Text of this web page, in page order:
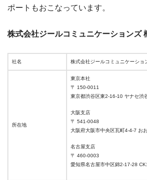
ポートもおこなっています。
株式会社ジールコミュニケーションズ
社名 株式会社ジールコミュニケーショ
所在地
東京本社
〒 150-0011
東京都渋谷区東2-16-10 ヤナセ渋
大阪支店
〒 541-0048
大阪府大阪市中央区瓦町4-4-7 お
名古屋支店
〒 460-0003
愛知県名古屋市中区錦2-17-28